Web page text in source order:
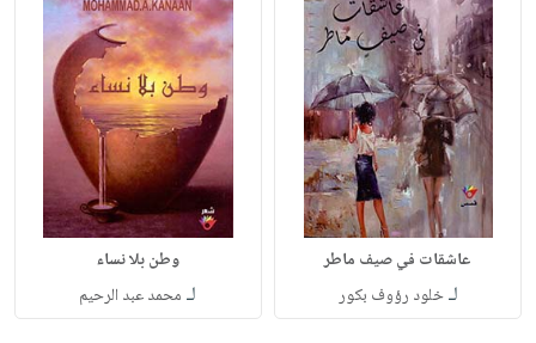
عاشقات في صيف ماطر
لـخلود رؤوف بكور
وطن بلا نساء
لـ محمد عبد الرحيم